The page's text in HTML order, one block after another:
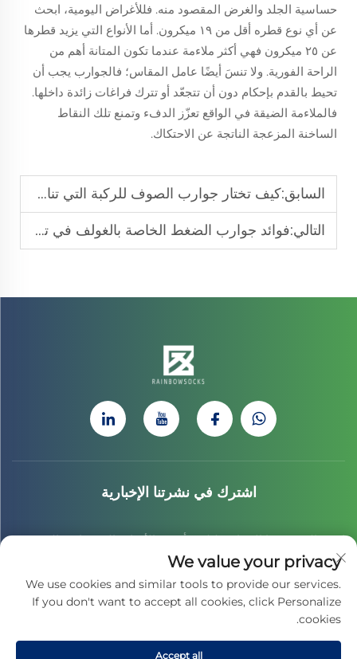
حساسية الجلد والغرض المقصود منه. فللأغراض اليومية، ابحث
عن أي نوع قطره أقل من ١٩ ميكرون. أما الأنواع التي يزيد قطرها
عن ٢٥ ميكرون فهي أكثر ملاءمة عندما تكون المتانة أهم من
الراحة الفورية. ولا تنسَ أيضًا عامل المقاس؛ فالجوارب يجب أن
تحيط بالقدم بإحكام دون أن تتجعّد أو تترك فراغات زائدة داخلها.
فالملاءمة الضيقة في الواقع تعزّز الدفء وتمنع تلك النقاط
الساخنة المزعجة الناتجة عن الاحتكاك.
السابق:كيف تختار جوارب الصوف للركبة التي تناسب قدميك جيدًا وتحافظ على دفء الساقين
التالي:فوائد جوارب الضغط الخاصة بالغولف في تقليل التعب أثناء الجولات
اشترك في نشرتنا الإخبارية
انضم إلى نشرتنا الإخبارية لتلقي أحدث الأخبار والتحديثات والرؤى من
فريقنا.
We value your privacy
We use cookies and similar tools to provide our services.
If you don't want to accept all cookies, click Personalize
cookies.
Accept all